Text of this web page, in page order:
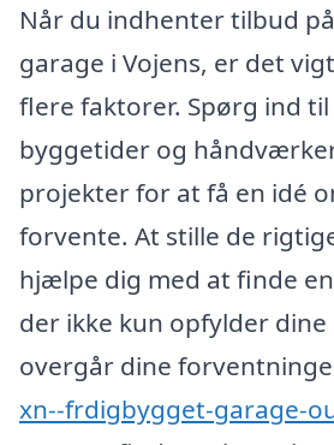
Når du indhenter tilbud
garage i Vojens, er det
flere faktorer. Spørg ind
byggetider og
projekter for at få en idé
forvente. At stille de
hjælpe dig med at finde
der ikke kun opfylder dine
overgår dine
xn--frdigbygget-garage-